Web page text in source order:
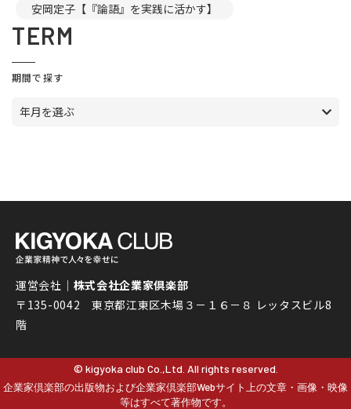
安岡定子【『論語』を実践に活かす】
TERM
期間で探す
年月を選ぶ
運営会社｜ 株式会社企業家倶楽部
〒135-0042 東京都江東区木場３－１６－８ レッタスビル8
階
© kigyoka club Co.,Ltd. All rights reserved.
企業家倶楽部の出版物および企業家倶楽部Webサイト上の文章・画像・映像
等はすべて著作物です。